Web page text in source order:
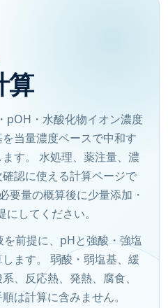
算
pOH・水酸化物イオン濃度
当量濃度ベースで中和す
す。 水処理、薬注量、濃
認に使える計算ページで
要量の概算後に少量添加・
してください。
前提に、pHと強酸・強塩
ます。 弱酸・弱塩基、緩
、反応熱、発熱、腐食、
は計算に含みません。